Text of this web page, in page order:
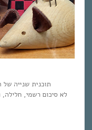
תוכנית שנייה
לא סיכום רשמי, חלילה,